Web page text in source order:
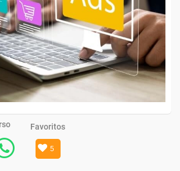
Favoritos
5